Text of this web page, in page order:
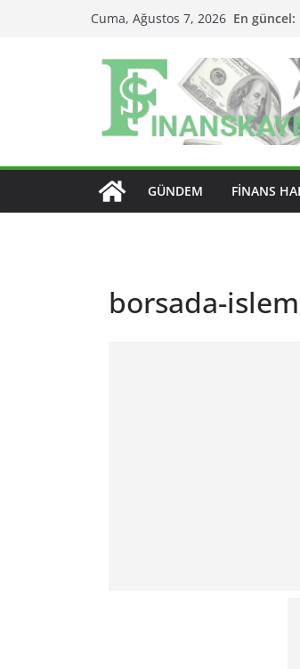
Cuma, Ağustos 7, 2026 En güncel:
GÜNDEM FINANS
borsada-